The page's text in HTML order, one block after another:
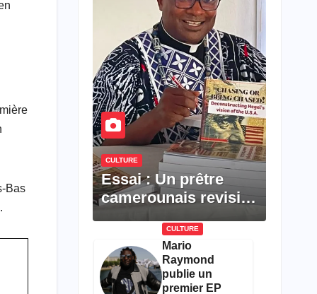
Bas
CULTURE
Essai : Un prêtre
camerounais revisite
la pensée de Hegel à
travers le rêve
américain
CULTURE
Mario
Raymond
publie un
premier EP